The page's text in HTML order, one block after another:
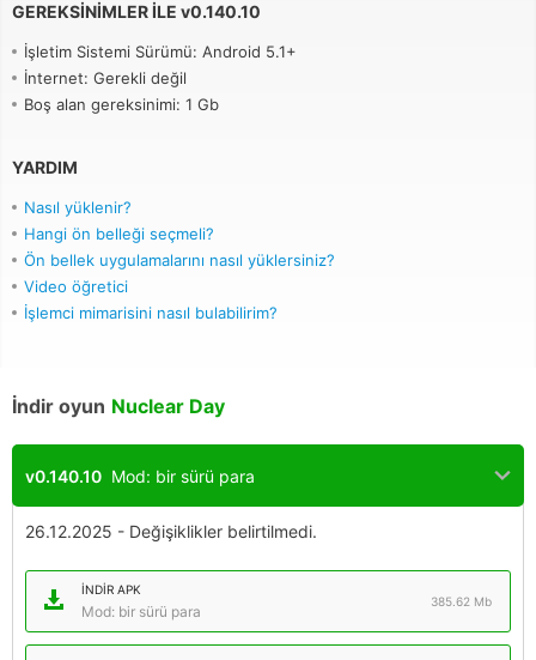
GEREKSINIMLER ILE v0.140.10
İşletim Sistemi Sürümü: Android 5.1+
İnternet: Gerekli değil
Boş alan gereksinimi: 1 Gb
YARDIM
Nasıl yüklenir?
Hangi ön belleği seçmeli?
Ön bellek uygulamalarını nasıl yüklersiniz?
Video öğretici
İşlemci mimarisini nasıl bulabilirim?
İndir oyun Nuclear Day
v0.140.10 Mod: bir sürü para
26.12.2025 - Değişiklikler belirtilmedi.
İNDIR APK
Mod: bir sürü para
385.62 Mb